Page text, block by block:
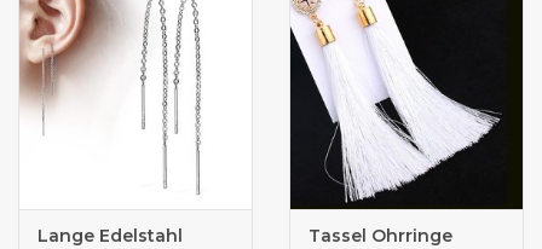
Lange Edelstahl
Tassel Ohrringe